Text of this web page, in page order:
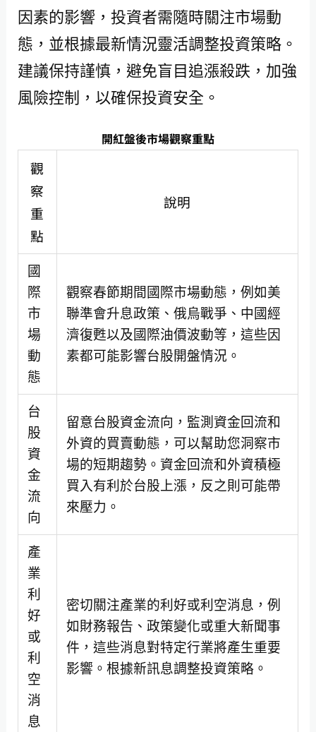
因素的影響，投資者需隨時關注市場動
態，並根據最新情況靈活調整投資策略。
建議保持謹慎，避免盲目追漲殺跌，加強
風險控制，以確保投資安全。
開紅盤後市場觀察重點
觀
察
重
點
說明
國
際
市
場
動
態
觀察春節期間國際市場動態，例如美
聯準會升息政策、俄烏戰爭、中國經
濟復甦以及國際油價波動等，這些因
素都可能影響台股開盤情況。
台
股
資
金
流
向
留意台股資金流向，監測資金回流和
外資的買賣動態，可以幫助您洞察市
場的短期趨勢。資金回流和外資積極
買入有利於台股上漲，反之則可能帶
來壓力。
產
業
利
好
或
利
空
消
息
密切關注產業的利好或利空消息，例
如財務報告、政策變化或重大新聞事
件，這些消息對特定行業將產生重要
影響。根據新訊息調整投資策略。